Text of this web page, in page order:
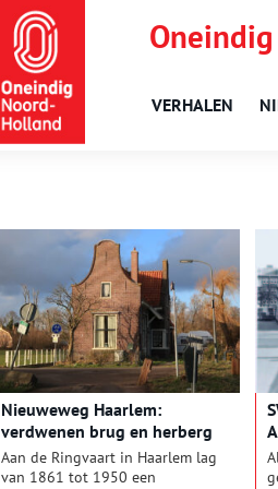
VERHALEN
Nieuweweg Haarlem:
verdwenen brug en herberg
Aan de Ringvaart in Haarlem lag
van 1861 tot 1950 een